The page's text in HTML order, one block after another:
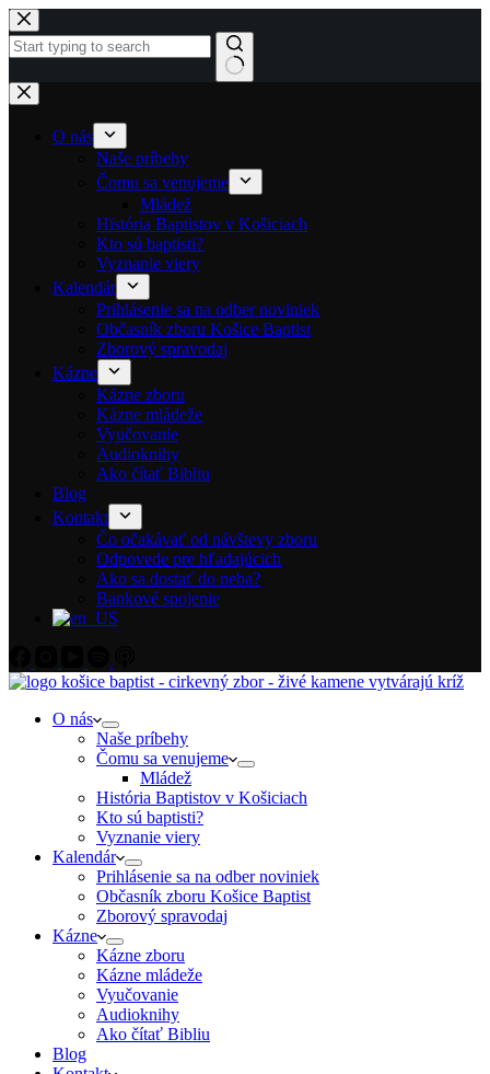
Skip to content
No results
O nás
Naše príbehy
Čomu sa venujeme
Mládež
História Baptistov v Košiciach
Kto sú baptisti?
Vyznanie viery
Kalendár
Prihlásenie sa na odber noviniek
Občasník zboru Košice Baptist
Zborový spravodaj
Kázne
Kázne zboru
Kázne mládeže
Vyučovanie
Audioknihy
Ako čítať Bibliu
Blog
Kontakt
Čo očakávať od návštevy zboru
Odpovede pre hľadajúcich
Ako sa dostať do neba?
Bankové spojenie
O nás
Naše príbehy
Čomu sa venujeme
Mládež
História Baptistov v Košiciach
Kto sú baptisti?
Vyznanie viery
Kalendár
Prihlásenie sa na odber noviniek
Občasník zboru Košice Baptist
Zborový spravodaj
Kázne
Kázne zboru
Kázne mládeže
Vyučovanie
Audioknihy
Ako čítať Bibliu
Blog